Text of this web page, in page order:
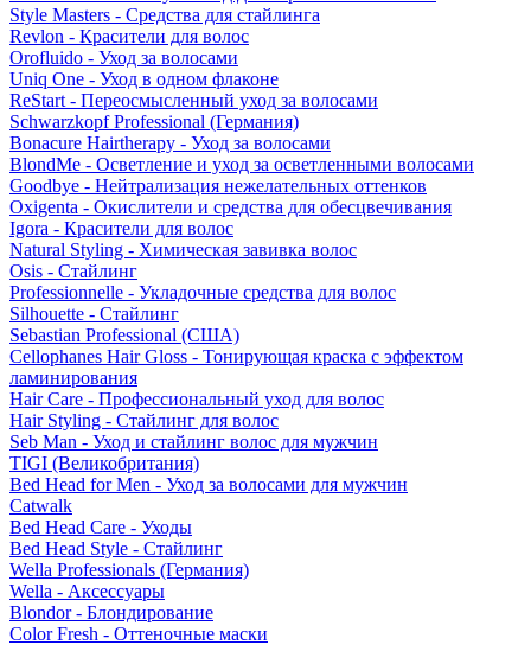
Style Masters - Средства для стайлинга
Revlon - Красители для волос
Orofluido - Уход за волосами
Uniq One - Уход в одном флаконе
ReStart - Переосмысленный уход за волосами
Schwarzkopf Professional (Германия)
Bonacure Hairtherapy - Уход за волосами
BlondMe - Осветление и уход за осветленными волосами
Goodbye - Нейтрализация нежелательных оттенков
Oxigenta - Окислители и средства для обесцвечивания
Igora - Красители для волос
Natural Styling - Химическая завивка волос
Osis - Стайлинг
Professionnelle - Укладочные средства для волос
Silhouette - Стайлинг
Sebastian Professional (США)
Cellophanes Hair Gloss - Тонирующая краска с эффектом
ламинирования
Hair Care - Профессиональный уход для волос
Hair Styling - Стайлинг для волос
Seb Man - Уход и стайлинг волос для мужчин
TIGI (Великобритания)
Bed Head for Men - Уход за волосами для мужчин
Catwalk
Bed Head Care - Уходы
Bed Head Style - Стайлинг
Wella Professionals (Германия)
Wella - Аксессуары
Blondor - Блондирование
Color Fresh - Оттеночные маски